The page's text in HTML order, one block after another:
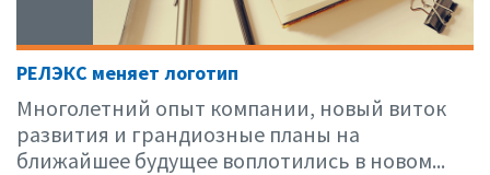
РЕЛЭКС меняет логотип
Многолетний опыт компании, новый виток
развития и грандиозные планы на
ближайшее будущее воплотились в новом...